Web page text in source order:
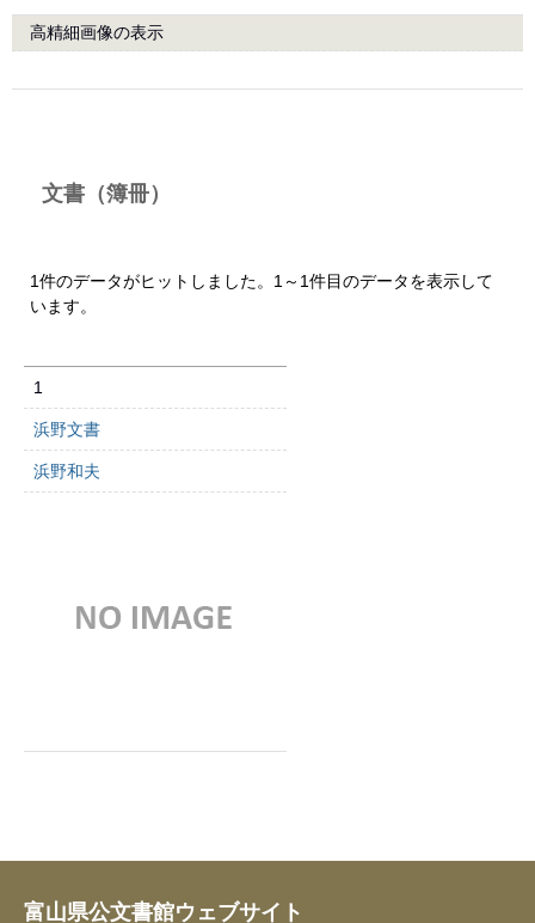
高精細画像の表示
文書（簿冊）
1件のデータがヒットしました。1～1件目のデータを表示して
います。
1
浜野文書
浜野和夫
富山県公文書館ウェブサイト